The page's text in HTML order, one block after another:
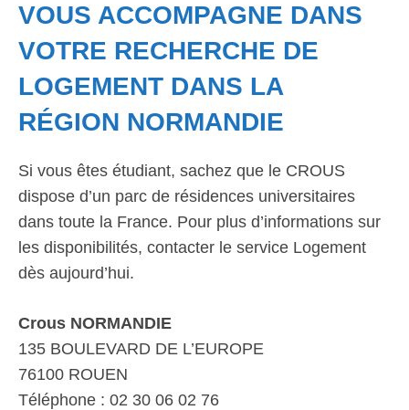
VOUS ACCOMPAGNE DANS
VOTRE RECHERCHE DE
LOGEMENT DANS LA
RÉGION NORMANDIE
Si vous êtes étudiant, sachez que le CROUS
dispose d’un parc de résidences universitaires
dans toute la France. Pour plus d’informations sur
les disponibilités, contacter le service Logement
dès aujourd’hui.
Crous NORMANDIE
135 BOULEVARD DE L’EUROPE
76100 ROUEN
Téléphone : 02 30 06 02 76